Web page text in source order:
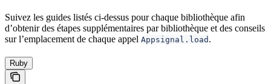
Suivez les guides listés ci-dessus pour chaque bibliothèque afin
d’obtenir des étapes supplémentaires par bibliothèque et des conseils
sur l’emplacement de chaque appel Appsignal.load .
Ruby